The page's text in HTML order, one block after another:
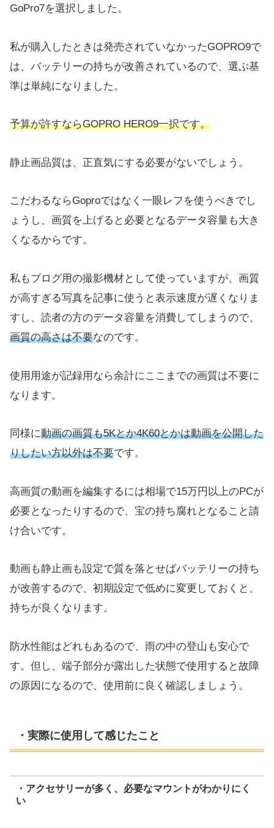
GoPro7を選択しました。
私が購入したときは発売されていなかったGOPRO9で
は、バッテリーの持ちが改善されているので、選ぶ基
準は単純になりました。
予算が許すならGOPRO HERO9一択です。
静止画品質は、正直気にする必要がないでしょう。
こだわるならGoproではなく一眼レフを使うべきでし
ょうし、画質を上げると必要となるデータ容量も大き
くなるからです。
私もブログ用の撮影機材として使っていますが、画質
が高すぎる写真を記事に使うと表示速度が遅くなりま
すし、読者の方のデータ容量を消費してしまうので、
画質の高さは不要なのです。
使用用途が記録用なら余計にここまでの画質は不要に
なります。
同様に動画の画質も5Kとか4K60とかは動画を公開した
りしたい方以外は不要です。
高画質の動画を編集するには相場で15万円以上のPCが
必要となったりするので、宝の持ち腐れとなること請
け合いです。
動画も静止画も設定で質を落とせばバッテリーの持ち
が改善するので、初期設定で低めに変更しておくと、
持ちが良くなります。
防水性能はどれもあるので、雨の中の登山も安心で
す。但し、端子部分が露出した状態で使用すると故障
の原因になるので、使用前に良く確認しましょう。
・実際に使用して感じたこと
・アクセサリーが多く、必要なマウントがわかりにく
い